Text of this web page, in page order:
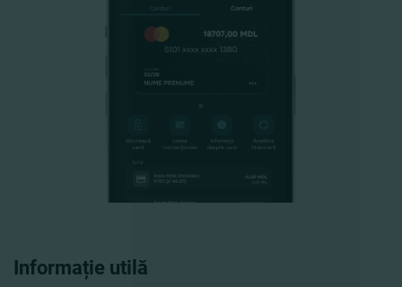
Informație utilă